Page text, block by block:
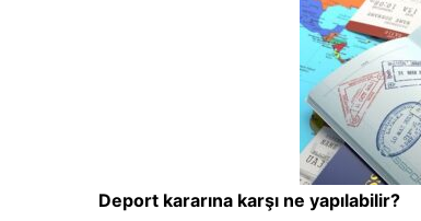
Deport kararına karşı ne yapılabilir?